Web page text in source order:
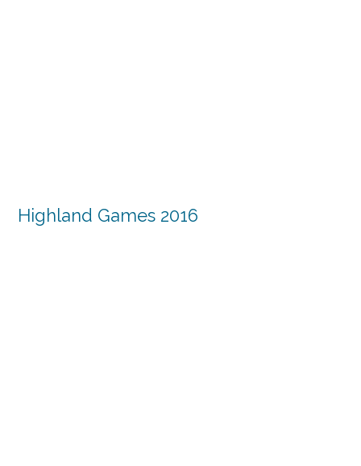
Highland Games 2016